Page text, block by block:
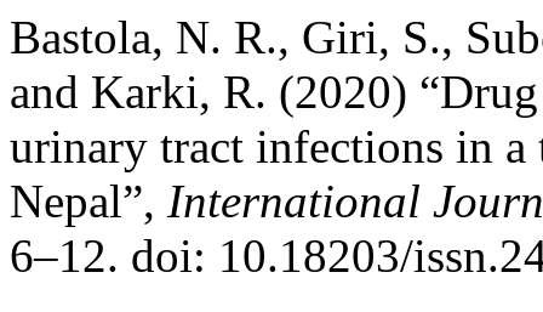
Bastola, N. R., Giri, S.,
and Karki, R. (2020)
urinary tract infections in a
Nepal”, International
6–12. doi: 10.18203/